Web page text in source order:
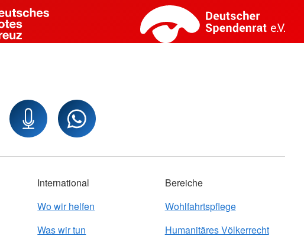
International
Wo wir helfen
Was wir tun
Bereiche
Wohlfahrtspflege
Humanitäres Völkerrecht